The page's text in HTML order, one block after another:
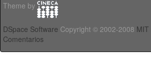
Theme by
DSpace Software Copyright © 2002-2008 MIT
Comentarios